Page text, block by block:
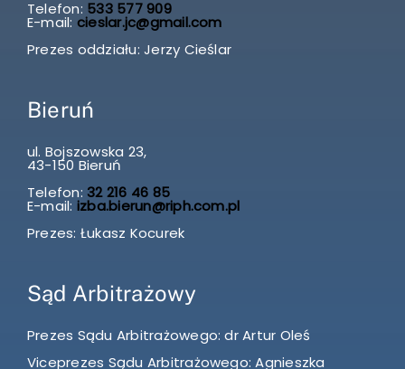
Telefon: 533 577 909
E-mail: cieslar.jc@gmail.com
Prezes oddziału: Jerzy Cieślar
Bieruń
ul. Bojszowska 23,
43-150 Bieruń
Telefon: 32 216 46 85
E-mail: izba.bierun@riph.com.pl
Prezes: Łukasz Kocurek
Sąd Arbitrażowy
Prezes Sądu Arbitrażowego: dr Artur Oleś
Viceprezes Sądu Arbitrażowego: Agnieszka